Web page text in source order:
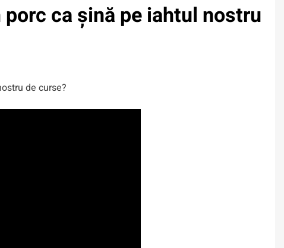
ca șină pe iahtul nostru